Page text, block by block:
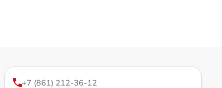
+7 (861) 212-36-12